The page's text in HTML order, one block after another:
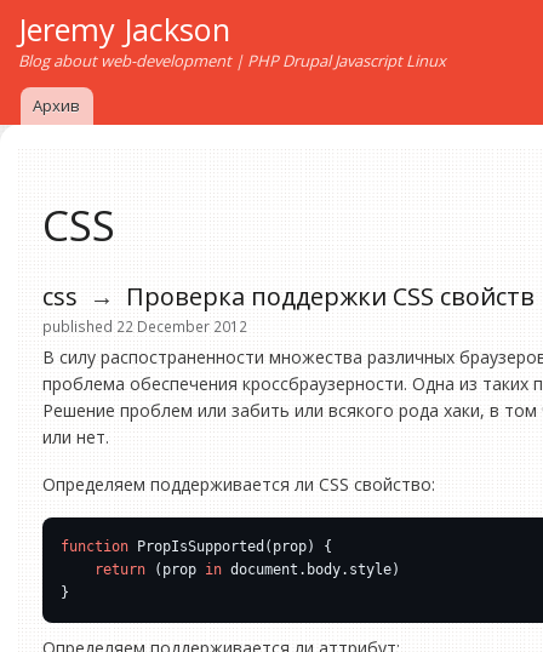
Jeremy Jackson
Blog about web-development | PHP Drupal Javascript Linux
Архив
CSS
css →Проверка поддержки CSS свойств
published 22 December 2012
В силу распостраненности множества различных
проблема обеспечения кроссбраузерности. Одна из
Решение проблем или забить или всякого рода хаки, в
или нет.
Определяем поддерживается ли CSS cвойство:
function
return (prop in